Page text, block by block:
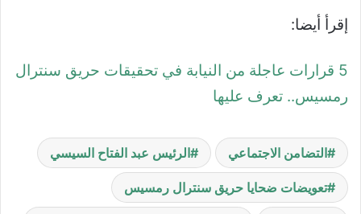
إقرأ أيضا:
5 قرارات عاجلة من النيابة في تحقيقات حريق سنترال
رمسيس.. تعرف عليها
التضامن الاجتماعي الرئيس عبد الفتاح السيسي
تعويضات ضحايا حريق سنترال رمسيس